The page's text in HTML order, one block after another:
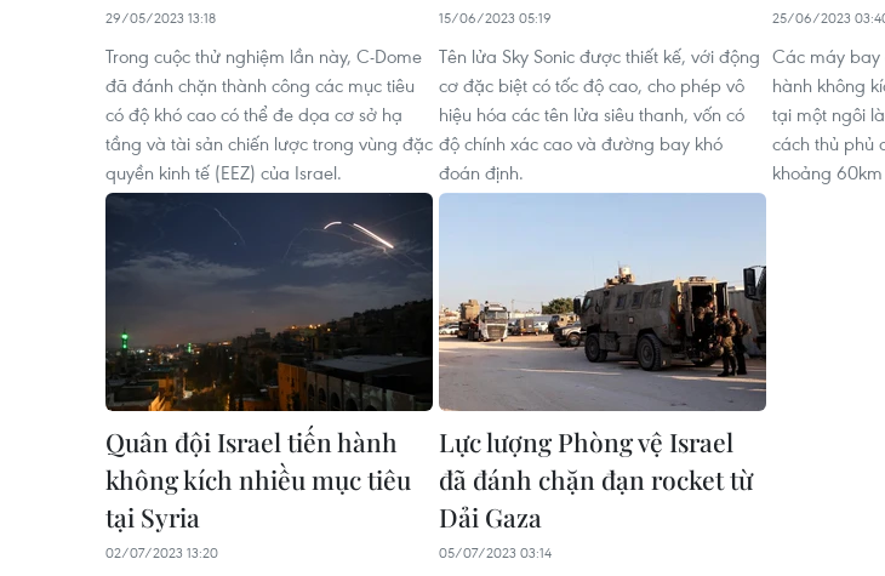
29/05/2023 13:18
Trong cuộc thử nghiệm lần này, C-Dome
đã đánh chặn thành công các mục tiêu
có độ khó cao có thể đe dọa cơ sở hạ
tầng và tài sản chiến lược trong vùng đặc
quyền kinh tế (EEZ) của Israel.
15/06/2023 05:19
Tên lửa Sky Sonic được thiết kế, với động
cơ đặc biệt có tốc độ cao, cho phép vô
hiệu hóa các tên lửa siêu thanh, vốn có
độ chính xác cao và đường bay khó
đoán định.
25/06/2023
Các máy bay
hành không
tại một ngôi
cách thủ phủ
khoảng
Quân đội Israel tiến hành
không kích nhiều mục tiêu
tại Syria
02/07/2023 13:20
Lực lượng Phòng vệ Israel
đã đánh chặn đạn rocket từ
Dải Gaza
05/07/2023 03:14